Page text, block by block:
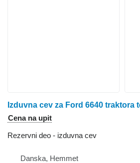
Izduvna cev za Ford 6640 traktora
Cena na upit
Rezervni deo - izduvna cev
Danska, Hemmet